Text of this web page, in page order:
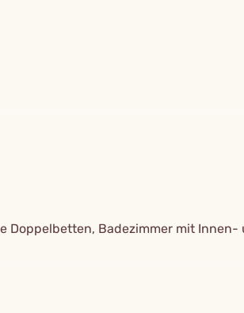
Doppelbetten, Badezimmer mit Innen-